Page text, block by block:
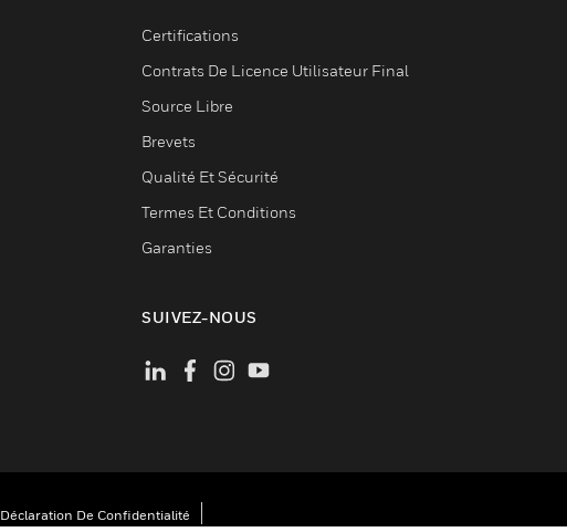
Certifications
Contrats De Licence Utilisateur Final
Source Libre
Brevets
Qualité Et Sécurité
Termes Et Conditions
Garanties
SUIVEZ-NOUS
Déclaration De Confidentialité